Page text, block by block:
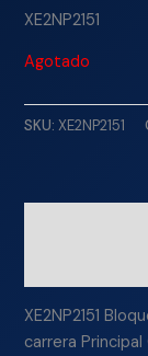
XE2NP2151
Agotado
SKU:XE2NP2151
XE2NP2151
carrera